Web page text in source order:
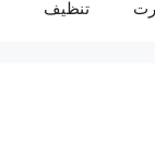
تنظيف